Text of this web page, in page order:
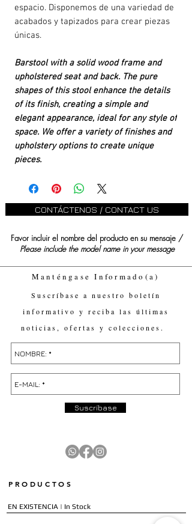
espacio. Disponemos de una variedad de
acabados y tapizados para crear piezas
únicas.
Barstool with a solid wood frame and
upholstered seat and back. The pure
shapes of this stool enhance the details
of its finish, creating a simple and
elegant appearance, ideal for any style of
space. We offer a variety of finishes and
upholstery options to create unique
pieces.
CONTÁCTENOS / CONTACT US
Favor incluir el nombre del producto en su mensaje /
Please include the model name in your message
Manténgase Informado(a)
Suscríbase a nuestro boletín
informativo y reciba las últimas
noticias, ofertas y colecciones.
Suscríbase
PRODUCTOS
EN EXISTENCIA | In Stock